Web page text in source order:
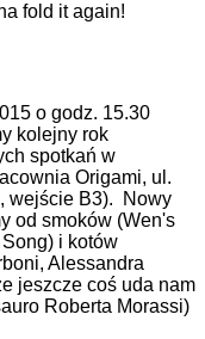
fold it again!
o godz. 15.30
kolejny rok
spotkań w
Origami, ul.
wejście B3). Nowy
od smoków (Wen's
i kotów
Alessandra
jeszcze coś uda nam
Roberta Morassi)